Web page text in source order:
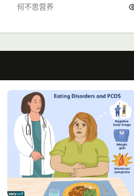
何不思营养